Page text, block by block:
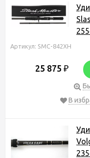
Артикул: SMC-842XH
25 875 ₽
В